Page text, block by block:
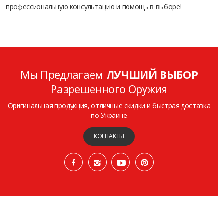
профессиональную консультацию и помощь в выборе!
Мы Предлагаем ЛУЧШИЙ ВЫБОР
Разрешенного Оружия
Оригинальная продукция, отличные скидки и быстрая доставка
по Украине
КОНТАКТЫ